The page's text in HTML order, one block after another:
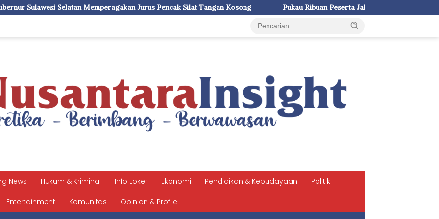
Jurus Pencak Silat Tangan Kosong Pukau Ribuan Peserta Jalan Santai, Siswa SMP Negeri 3 Makassar Tampil
News Hukum & Kriminal Info Loker Ekonomi Pendidikan & Kebudayaan Politik
Entertainment Komunitas Opinion & Profile